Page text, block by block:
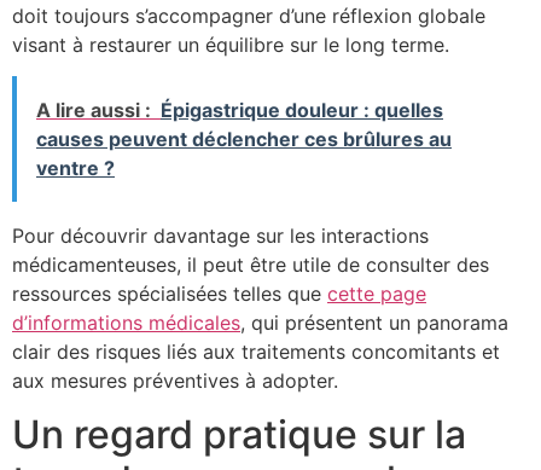
doit toujours s’accompagner d’une réflexion globale
visant à restaurer un équilibre sur le long terme.
A lire aussi : Épigastrique douleur : quelles
causes peuvent déclencher ces brûlures au
ventre ?
Pour découvrir davantage sur les interactions
médicamenteuses, il peut être utile de consulter des
ressources spécialisées telles que cette page
d’informations médicales, qui présentent un panorama
clair des risques liés aux traitements concomitants et
aux mesures préventives à adopter.
Un regard pratique sur la